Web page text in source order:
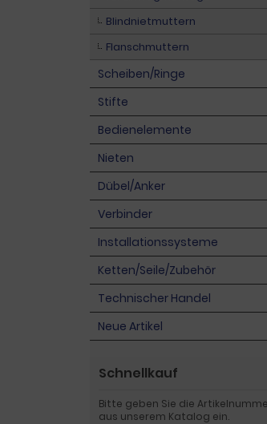
Blindnietmuttern
Flanschmuttern
Scheiben/Ringe
Stifte
Bedienelemente
Nieten
Dübel/Anker
Verbinder
Installationssysteme
Ketten/Seile/Zubehör
Technischer Handel
Neue Artikel
Schnellkauf
Bitte geben Sie die
aus unserem Katalog ein.